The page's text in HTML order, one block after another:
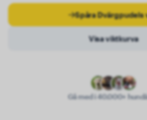
Spåra Dvärgpudels
Visa viktkurva
Gå med i 40.000+